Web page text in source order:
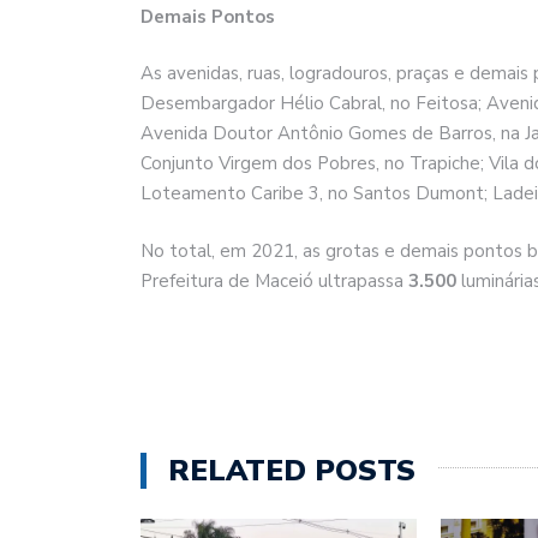
Demais Pontos
As avenidas, ruas, logradouros, praças e
Desembargador Hélio Cabral, no Feitosa;
Avenida Doutor Antônio Gomes de Barros, na
Conjunto Virgem dos Pobres, no Trapiche; Vila
Loteamento Caribe 3, no Santos Dumont;
No total, em 2021, as grotas e demais pontos
Prefeitura de Maceió ultrapassa 3.500
RELATED POSTS